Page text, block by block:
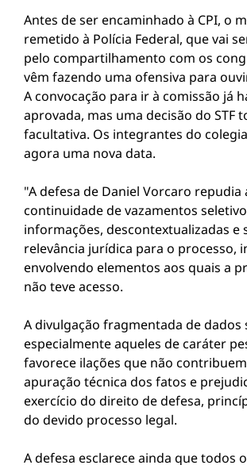
Antes de ser encaminhado à CPI, o
remetido à Polícia Federal, que vai
pelo compartilhamento com os
vêm fazendo uma ofensiva para
A convocação para ir à comissão já
aprovada, mas uma decisão do STF
facultativa. Os integrantes do
agora uma nova data.
"A defesa de Daniel Vorcaro repudia
continuidade de vazamentos
informações, descontextualizadas e
relevância jurídica para o processo,
envolvendo elementos aos quais a
não teve acesso.
A divulgação fragmentada de dados
especialmente aqueles de caráter
favorece ilações que não
apuração técnica dos fatos e
exercício do direito de defesa,
do devido processo legal.
A defesa esclarece ainda que todos